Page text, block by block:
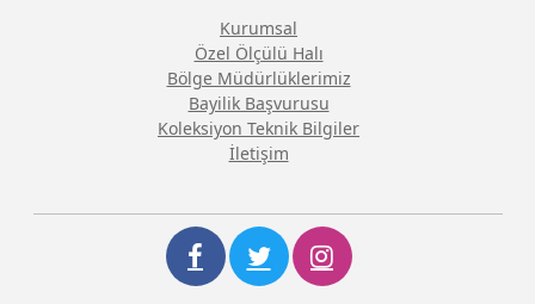
Kurumsal
Özel Ölçülü Halı
Bölge Müdürlüklerimiz
Bayilik Başvurusu
Koleksiyon Teknik Bilgiler
İletişim